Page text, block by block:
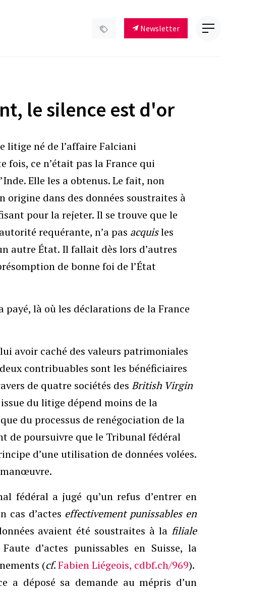
Newsletter
le silence est d'or
litige né de l’affaire Falciani
fois, ce n’était pas la France qui
Elle les a obtenus. Le fait, non
origine dans des données soustraites à
pour la rejeter. Il se trouve que le
requérante, n’a pas acquisles
autre État. Il fallait dès lors d’autres
de bonne foi de l’État
payé, là où les déclarations de la France
avoir caché des valeurs patrimoniales
contribuables sont les bénéficiaires
de quatre sociétés des British Virgin
du litige dépend moins de la
du processus de renégociation de la
de poursuivre que le Tribunal fédéral
d’une utilisation de données volées.
fédéral a jugé qu’un refus d’entrer en
cas d’actes effectivement punissables en
avaient été soustraites à la filiale
d’actes punissables en Suisse, la
(cf.Fabien Liégeois, cdbf.ch/969).
a déposé sa demande au mépris d’un